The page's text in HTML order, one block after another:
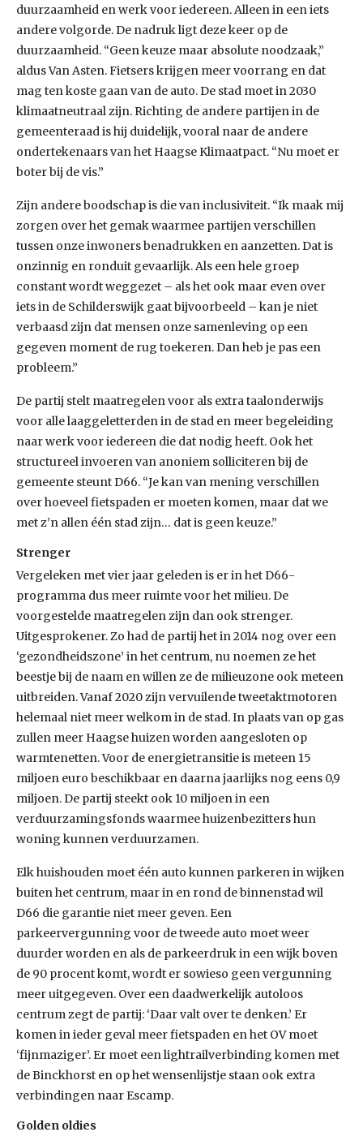
duurzaamheid en werk voor iedereen. Alleen in een iets
andere volgorde. De nadruk ligt deze keer op de
duurzaamheid. “Geen keuze maar absolute noodzaak,”
aldus Van Asten. Fietsers krijgen meer voorrang en dat
mag ten koste gaan van de auto. De stad moet in 2030
klimaatneutraal zijn. Richting de andere partijen in de
gemeenteraad is hij duidelijk, vooral naar de andere
ondertekenaars van het Haagse Klimaatpact. “Nu moet er
boter bij de vis.”
Zijn andere boodschap is die van inclusiviteit. “Ik maak mij
zorgen over het gemak waarmee partijen verschillen
tussen onze inwoners benadrukken en aanzetten. Dat is
onzinnig en ronduit gevaarlijk. Als een hele groep
constant wordt weggezet – als het ook maar even over
iets in de Schilderswijk gaat bijvoorbeeld – kan je niet
verbaasd zijn dat mensen onze samenleving op een
gegeven moment de rug toekeren. Dan heb je pas een
probleem.”
De partij stelt maatregelen voor als extra taalonderwijs
voor alle laaggeletterden in de stad en meer begeleiding
naar werk voor iedereen die dat nodig heeft. Ook het
structureel invoeren van anoniem solliciteren bij de
gemeente steunt D66. “Je kan van mening verschillen
over hoeveel fietspaden er moeten komen, maar dat we
met z’n allen één stad zijn… dat is geen keuze.”
Strenger
Vergeleken met vier jaar geleden is er in het D66-
programma dus meer ruimte voor het milieu. De
voorgestelde maatregelen zijn dan ook strenger.
Uitgesprokener. Zo had de partij het in 2014 nog over een
‘gezondheidszone’ in het centrum, nu noemen ze het
beestje bij de naam en willen ze de milieuzone ook meteen
uitbreiden. Vanaf 2020 zijn vervuilende tweetaktmotoren
helemaal niet meer welkom in de stad. In plaats van op gas
zullen meer Haagse huizen worden aangesloten op
warmtenetten. Voor de energietransitie is meteen 15
miljoen euro beschikbaar en daarna jaarlijks nog eens 0,9
miljoen. De partij steekt ook 10 miljoen in een
verduurzamingsfonds waarmee huizenbezitters hun
woning kunnen verduurzamen.
Elk huishouden moet één auto kunnen parkeren in wijken
buiten het centrum, maar in en rond de binnenstad wil
D66 die garantie niet meer geven. Een
parkeervergunning voor de tweede auto moet weer
duurder worden en als de parkeerdruk in een wijk boven
de 90 procent komt, wordt er sowieso geen vergunning
meer uitgegeven. Over een daadwerkelijk autoloos
centrum zegt de partij: ‘Daar valt over te denken.’ Er
komen in ieder geval meer fietspaden en het OV moet
‘fijnmaziger’. Er moet een lightrailverbinding komen met
de Binckhorst en op het wensenlijstje staan ook extra
verbindingen naar Escamp.
Golden oldies